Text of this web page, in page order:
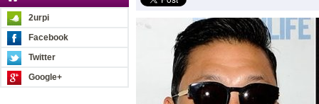
2urpi
Facebook
Twitter
Google+